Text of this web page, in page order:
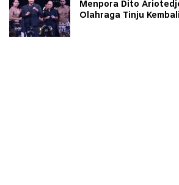
Menpora Dito
Olahraga Tinju